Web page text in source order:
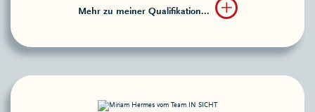
Mehr zu meiner Qualifikation...